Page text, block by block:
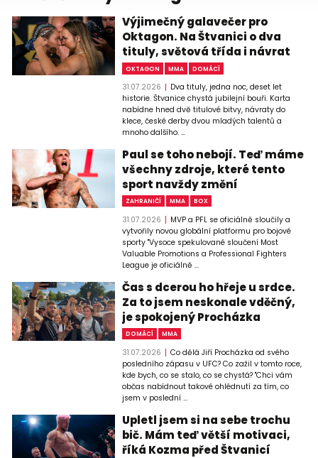
Výjimečný galavečer pro
Oktagon. Na Štvanici o dva
tituly, světová třída i návrat
OKTAGON MMA DOMÁCÍ
31.07.2026
Dva tituly, jedna noc, deset let
historie. Štvanice chystá jubilejní bouři. Karta
nabídne hned dvě titulové bitvy, návraty do
klece, české derby dvou mladých talentů a
mnoho dalšího. ...
Paul se toho nebojí. Teď máme
všechny zdroje, které tento
sport navždy změní
ZAHRANIČÍ MMA BOX
31.07.2026
MVP a PFL se oficiálně sloučily a
vytvořily novou globální platformu pro bojové
sporty "Vysoce spekulované sloučení Most
Valuable Promotions a Professional Fighters
League je oficiálně ...
Čas s dcerou ho hřeje u srdce.
Za to jsem neskonale vděčný,
je spokojený Procházka
DOMÁCÍ MMA
31.07.2026
Co dělá Jiří Procházka od svého
posledního zápasu v UFC? Co zažil v tomto roce,
kde bych, co se stalo, co se chystá? "Chci vám
občas nabídnout takové ohlédnutí za tím, co
jsem v poslední ...
Upletl jsem si na sebe trochu
bič. Mám teď větší motivaci,
říká Kozma před Štvanicí